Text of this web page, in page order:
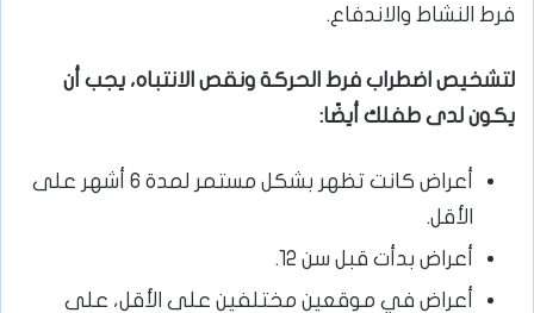
فرط النشاط والاندفاع.
لتشخيص اضطراب فرط الحركة ونقص الانتباه، يجب أن
يكون لدى طفلك أيضًا:
أعراض كانت تظهر بشكل مستمر لمدة 6 أشهر على
الأقل.
أعراض بدأت قبل سن 12.
أعراض في موقعين مختلفين على الأقل، على